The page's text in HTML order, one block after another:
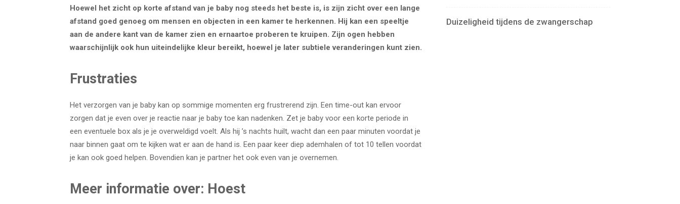
Hoewel het zicht op korte afstand van je baby nog steeds het beste is, is zijn zicht over een lange
afstand goed genoeg om mensen en objecten in een kamer te herkennen. Hij kan een speeltje
aan de andere kant van de kamer zien en ernaartoe proberen te kruipen. Zijn ogen hebben
waarschijnlijk ook hun uiteindelijke kleur bereikt, hoewel je later subtiele veranderingen kunt zien.
Frustraties
Het verzorgen van je baby kan op sommige momenten erg frustrerend zijn. Een time-out kan ervoor
zorgen dat je even over je reactie naar je baby toe kan nadenken. Zet je baby voor een korte periode in
een eventuele box als je je overweldigd voelt. Als hij ’s nachts huilt, wacht dan een paar minuten voordat je
naar binnen gaat om te kijken wat er aan de hand is. Een paar keer diep ademhalen of tot 10 tellen voordat
je kan ook goed helpen. Bovendien kan je partner het ook even van je overnemen.
Meer informatie over: Hoest
Duizeligheid tijdens de zwangerschap